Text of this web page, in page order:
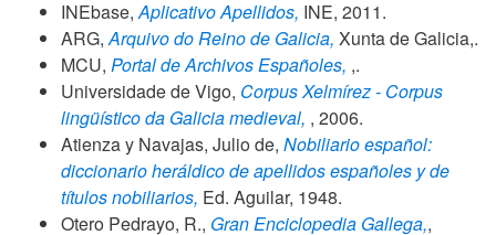
INEbase, Aplicativo Apellidos, INE, 2011.
ARG, Arquivo do Reino de Galicia, Xunta de Galicia,.
MCU, Portal de Archivos Españoles, ,.
Universidade de Vigo, Corpus Xelmírez - Corpus
lingüístico da Galicia medieval, , 2006.
Atienza y Navajas, Julio de, Nobiliario español:
diccionario heráldico de apellidos españoles y de
títulos nobiliarios, Ed. Aguilar, 1948.
Otero Pedrayo, R., Gran Enciclopedia Gallega,,